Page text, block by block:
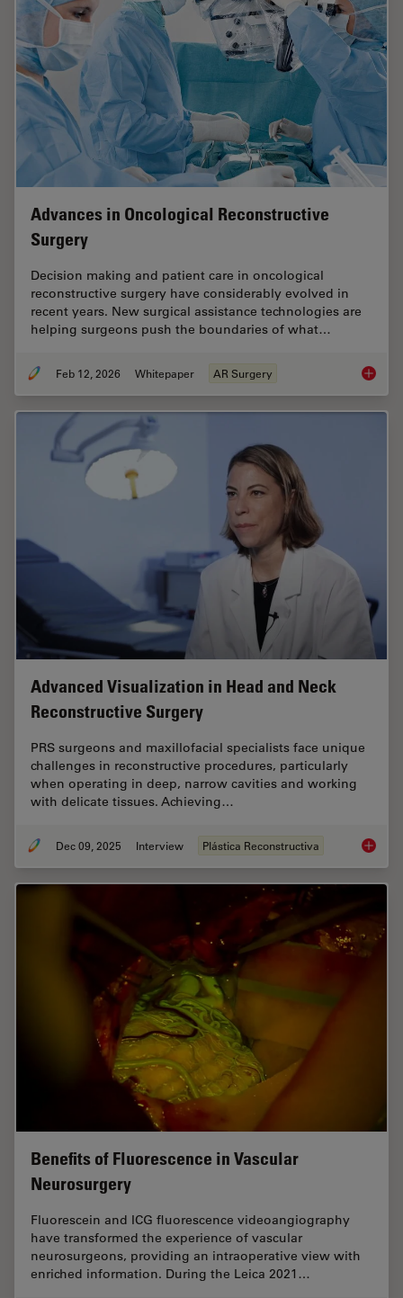
Advances in Oncological Reconstructive
Surgery
Decision making and patient care in oncological
reconstructive surgery have considerably evolved in
recent years. New surgical assistance technologies are
helping surgeons push the boundaries of what…
Feb 12, 2026 Whitepaper AR Surgery
Advanced Visualization in Head and Neck
Reconstructive Surgery
PRS surgeons and maxillofacial specialists face unique
challenges in reconstructive procedures, particularly
when operating in deep, narrow cavities and working
with delicate tissues. Achieving…
Dec 09, 2025 Interview Plástica Reconstructiva
Benefits of Fluorescence in Vascular
Neurosurgery
Fluorescein and ICG fluorescence videoangiography
have transformed the experience of vascular
neurosurgeons, providing an intraoperative view with
enriched information. During the Leica 2021…